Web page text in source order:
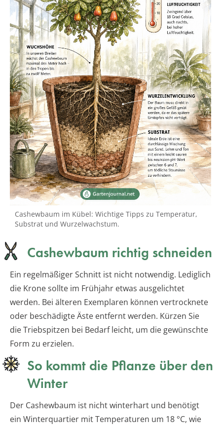
Cashewbaum im Kübel: Wichtige Tipps zu Temperatur,
Substrat und Wurzelwachstum.
Cashewbaum richtig schneiden
Ein regelmäßiger Schnitt ist nicht notwendig. Lediglich
die Krone sollte im Frühjahr etwas ausgelichtet
werden. Bei älteren Exemplaren können vertrocknete
oder beschädigte Äste entfernt werden. Kürzen Sie
die Triebspitzen bei Bedarf leicht, um die gewünschte
Form zu erzielen.
So kommt die Pflanze über den
Winter
Der Cashewbaum ist nicht winterhart und benötigt
ein Winterquartier mit Temperaturen um 18 °C, wie